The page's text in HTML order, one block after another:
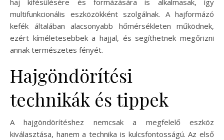
multifunkcionális eszközökként szolgálnak. A hajformázó
kefék általában alacsonyabb hőmérsékleten működnek,
ezért kíméletesebbek a hajjal, és segíthetnek megőrizni
annak természetes fényét.
Hajgöndörítési
technikák és tippek
A hajgöndörítéshez nemcsak a megfelelő eszköz
kiválasztása, hanem a technika is kulcsfontosságú. Az első